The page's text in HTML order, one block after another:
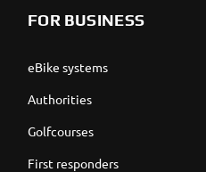
FOR BUSINESS
eBike systems
Authorities
Golfcourses
First responders